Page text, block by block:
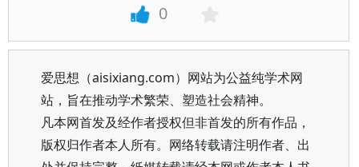
0
爱思想（aisixiang.com）网站为公益纯学术网
站，旨在推动学术繁荣、塑造社会精神。
凡本网首发及经作者授权但非首发的所有作品，
版权归作者本人所有。网络转载请注明作者、出